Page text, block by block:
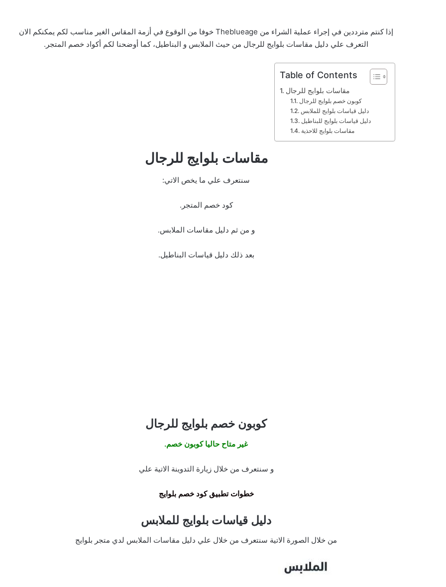
إذا كنتم مترددين في إجراء عملية الشراء من Theblueage خوفا من الوقوع في أزمة المقاس الغير مناسب لكم يمكنكم الان
التعرف علي دليل مقاسات بلوايج للرجال من حيث الملابس و البناطيل، كما أوضحنا لكم أكواد خصم المتجر.
Table of Contents
مقاسات بلوايج للرجال
كوبون خصم بلوايج للرجال
دليل قياسات بلوايج للملابس
دليل قياسات بلوايج للبناطيل
مقاسات بلوايج للاحذية
مقاسات بلوايج للرجال
سنتعرف علي ما يخص الاتي:
كود خصم المتجر.
و من ثم دليل مقاسات الملابس.
بعد ذلك دليل قياسات البناطيل.
كوبون خصم بلوايج للرجال
غير متاح حاليا كوبون خصم.
و سنتعرف من خلال زيارة التدوينة الاتية علي
خطوات تطبيق كود خصم بلوايج
دليل قياسات بلوايج للملابس
من خلال الصورة الاتية سنتعرف من خلال علي دليل مقاسات الملابس لدي متجر بلوايج